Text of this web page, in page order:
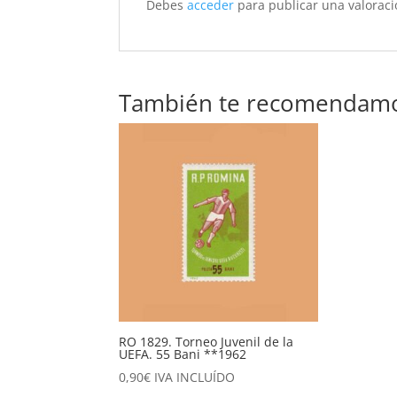
Debesacceder para publicar una
También te
RO 1829. Torneo Juvenil de la
UEFA. 55 Bani **1962
0,90€ IVA INCLUÍDO